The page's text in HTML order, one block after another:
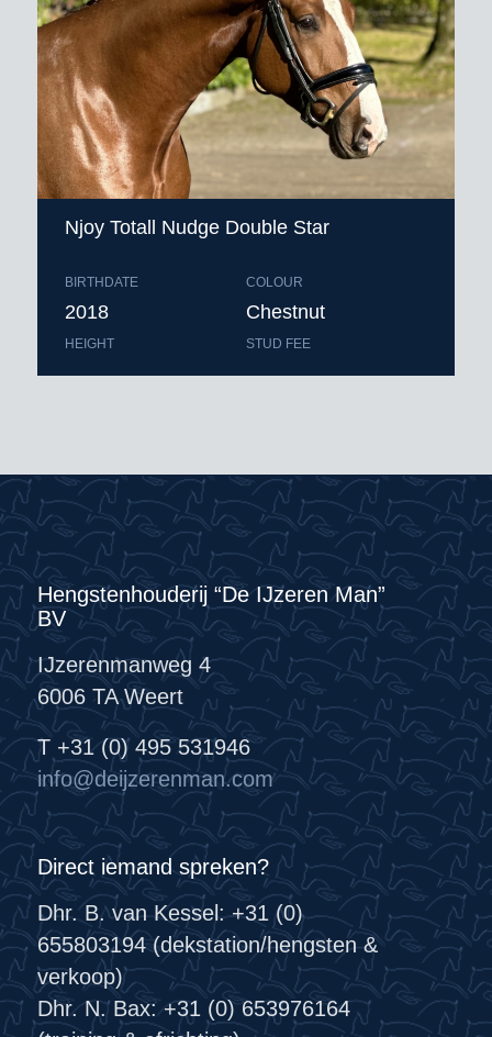
Njoy Totall Nudge Double Star
BIRTHDATE
2018
HEIGHT
COLOUR
Chestnut
STUD FEE
Hengstenhouderij “De IJzeren Man”
BV
IJzerenmanweg 4
6006 TA Weert
T +31 (0) 495 531946
info@deijzerenman.com
Direct iemand spreken?
Dhr. B. van Kessel: +31 (0)
655803194 (dekstation/hengsten &
verkoop)
Dhr. N. Bax: +31 (0) 653976164